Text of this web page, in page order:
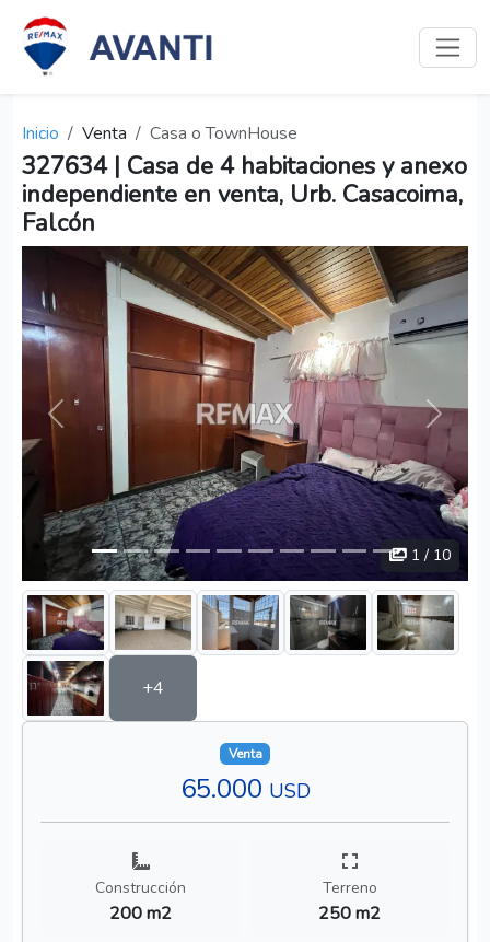
Inicio Venta Casa o TownHouse
327634 | Casa de 4 habitaciones y anexo
independiente en venta, Urb. Casacoima,
Falcón
Anterior
1 / 10
+4
Venta
65.000 USD
Construcción
200 m2
Terreno
250 m2